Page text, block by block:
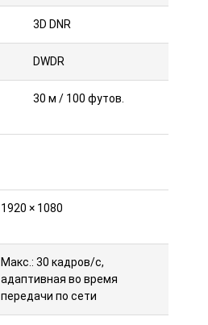
3D DNR
DWDR
30 м / 100 футов.
1920 × 1080
Макс.: 30 кадров/с,
адаптивная во время
передачи по сети